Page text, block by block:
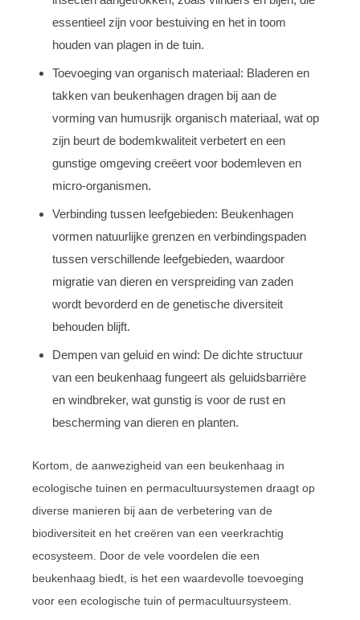
essentieel zijn voor bestuiving en het in toom
houden van plagen in de tuin.
Toevoeging van organisch materiaal: Bladeren en
takken van beukenhagen dragen bij aan de
vorming van humusrijk organisch materiaal, wat op
zijn beurt de bodemkwaliteit verbetert en een
gunstige omgeving creëert voor bodemleven en
micro-organismen.
Verbinding tussen leefgebieden: Beukenhagen
vormen natuurlijke grenzen en verbindingspaden
tussen verschillende leefgebieden, waardoor
migratie van dieren en verspreiding van zaden
wordt bevorderd en de genetische diversiteit
behouden blijft.
Dempen van geluid en wind: De dichte structuur
van een beukenhaag fungeert als geluidsbarrière
en windbreker, wat gunstig is voor de rust en
bescherming van dieren en planten.
Kortom, de aanwezigheid van een beukenhaag in
ecologische tuinen en permacultuursystemen draagt op
diverse manieren bij aan de verbetering van de
biodiversiteit en het creëren van een veerkrachtig
ecosysteem. Door de vele voordelen die een
beukenhaag biedt, is het een waardevolle toevoeging
voor een ecologische tuin of permacultuursysteem.